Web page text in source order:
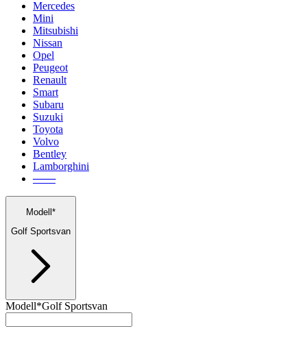
Mercedes
Mini
Mitsubishi
Nissan
Opel
Peugeot
Renault
Smart
Subaru
Suzuki
Toyota
Volvo
Bentley
Lamborghini
───
Modell*
Golf Sportsvan
Modell*Golf Sportsvan